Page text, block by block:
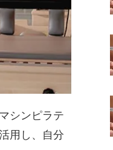
シンピラテ
用し、自分